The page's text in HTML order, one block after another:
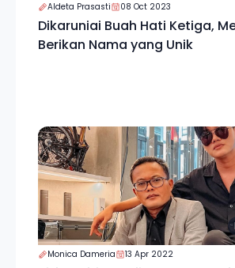
Aldeta Prasasti 08 Oct 2023
Dikaruniai Buah Hati Ketiga,
Berikan Nama yang Unik
Monica Dameria 13 Apr 2022